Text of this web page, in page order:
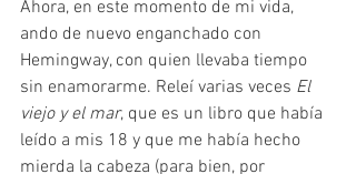
Ahora, en este momento de mi vida,
ando de nuevo enganchado con
Hemingway, con quien llevaba tiempo
sin enamorarme. Releí varias veces El
viejo y el mar, que es un libro que había
leído a mis 18 y que me había hecho
mierda la cabeza (para bien, por